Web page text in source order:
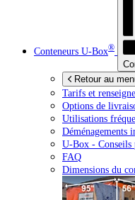
Conteneurs U-Box®
Retour au
Tarifs et
Options de
Utilisations
Déménagements
U-Box -
FAQ
Dimensions du